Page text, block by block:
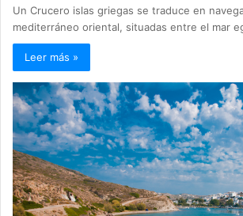
Un Crucero islas griegas se traduce en
mediterráneo oriental, situadas entre el mar
Leer más »